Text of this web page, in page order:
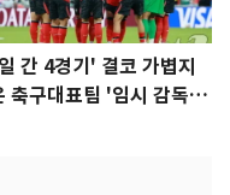
간 4경기' 결코 가볍지
축구대표팀 '임시 감독'